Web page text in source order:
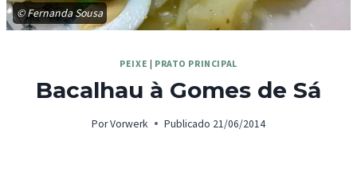
© Fernanda Sousa
PEIXE | PRATO PRINCIPAL
Bacalhau à Gomes de Sá
PorVorwerk Publicado 21/06/2014